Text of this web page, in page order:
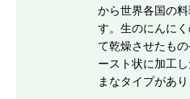
から世界各国の
す。生のにんに
て乾燥させたも
ースト状に加工
まなタイプがあり